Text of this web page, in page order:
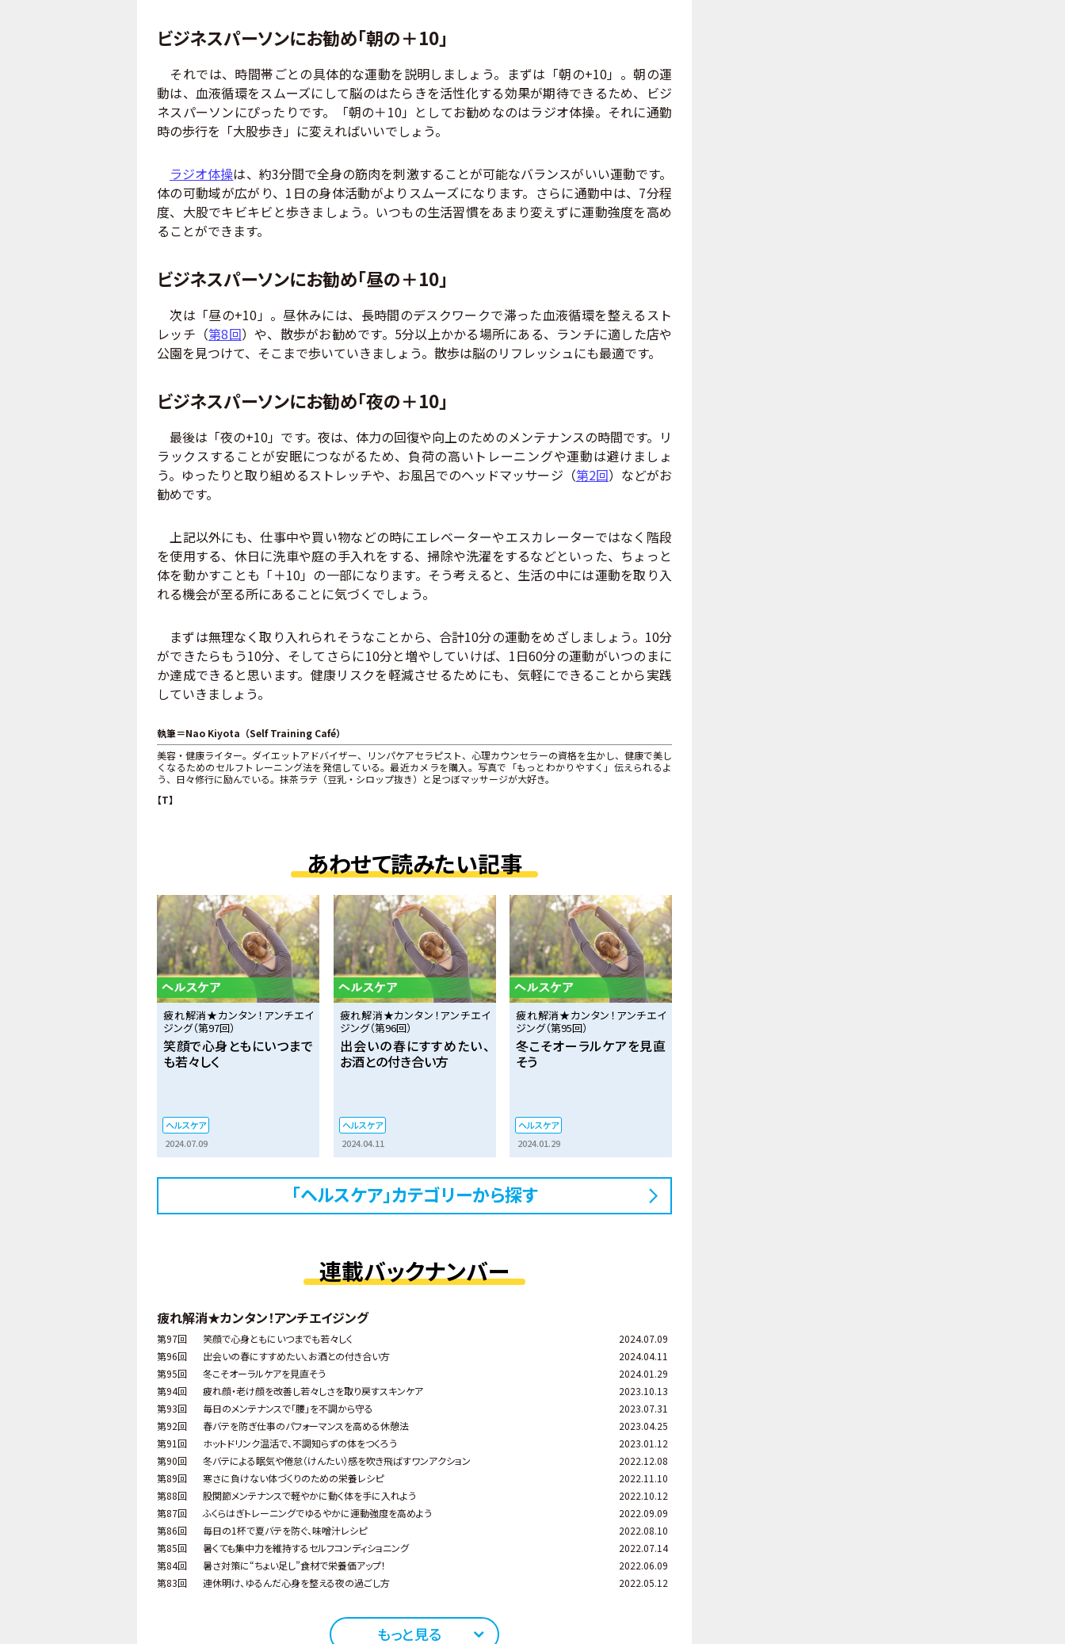
ビジネスパーソンにお勧め「朝の＋10」
それでは、時間帯ごとの具体的な運動を説明しましょう。まずは「朝の+10」。朝の運
動は、血液循環をスムーズにして脳のはたらきを活性化する効果が期待できるため、ビジ
ネスパーソンにぴったりです。「朝の＋10」としてお勧めなのはラジオ体操。それに通勤
時の歩行を「大股歩き」に変えればいいでしょう。
ラジオ体操は、約3分間で全身の筋肉を刺激することが可能なバランスがいい運動です。
体の可動域が広がり、1日の身体活動がよりスムーズになります。さらに通勤中は、7分程
度、大股でキビキビと歩きましょう。いつもの生活習慣をあまり変えずに運動強度を高め
ることができます。
ビジネスパーソンにお勧め「昼の＋10」
次は「昼の+10」。昼休みには、長時間のデスクワークで滞った血液循環を整えるスト
レッチ（第8回）や、散歩がお勧めです。5分以上かかる場所にある、ランチに適した店や
公園を見つけて、そこまで歩いていきましょう。散歩は脳のリフレッシュにも最適です。
ビジネスパーソンにお勧め「夜の＋10」
最後は「夜の+10」です。夜は、体力の回復や向上のためのメンテナンスの時間です。リ
ラックスすることが安眠につながるため、負荷の高いトレーニングや運動は避けましょ
う。ゆったりと取り組めるストレッチや、お風呂でのヘッドマッサージ（第2回）などがお
勧めです。
上記以外にも、仕事中や買い物などの時にエレベーターやエスカレーターではなく階段
を使用する、休日に洗車や庭の手入れをする、掃除や洗濯をするなどといった、ちょっと
体を動かすことも「＋10」の一部になります。そう考えると、生活の中には運動を取り入
れる機会が至る所にあることに気づくでしょう。
まずは無理なく取り入れられそうなことから、合計10分の運動をめざしましょう。10分
ができたらもう10分、そしてさらに10分と増やしていけば、1日60分の運動がいつのまに
か達成できると思います。健康リスクを軽減させるためにも、気軽にできることから実践
していきましょう。
執筆＝Nao Kiyota（Self Training Café）
美容・健康ライター。ダイエットアドバイザー、リンパケアセラピスト、心理カウンセラーの資格を生かし、健康で美し
くなるためのセルフトレーニング法を発信している。最近カメラを購入。写真で「もっとわかりやすく」伝えられるよ
う、日々修行に励んでいる。抹茶ラテ（豆乳・シロップ抜き）と足つぼマッサージが大好き。
【T】
あわせて読みたい記事
疲れ解消★カンタン！アンチエイ
ジング（第97回）
笑顔で心身ともにいつまで
も若々しく
ヘルスケア
2024.07.09
疲れ解消★カンタン！アンチエイ
ジング（第96回）
出会いの春にすすめたい、
お酒との付き合い方
ヘルスケア
2024.04.11
疲れ解消★カンタン！アンチエイ
ジング（第95回）
冬こそオーラルケアを見直
そう
ヘルスケア
2024.01.29
「ヘルスケア」カテゴリーから探す
連載バックナンバー
疲れ解消★カンタン！アンチエイジング
第97回 笑顔で心身ともにいつまでも若々しく
2024.07.09
第96回
出会いの春にすすめたい、お酒との付き合い方
2024.04.11
第95回
冬こそオーラルケアを見直そう
2024.01.29
第94回
疲れ顔・老け顔を改善し若々しさを取り戻すスキンケア
2023.10.13
第93回
毎日のメンテナンスで「腰」を不調から守る
2023.07.31
第92回
春バテを防ぎ仕事のパフォーマンスを高める休憩法
2023.04.25
第91回
ホットドリンク温活で、不調知らずの体をつくろう
2023.01.12
第90回
冬バテによる眠気や倦怠（けんたい）感を吹き飛ばすワンアクション
2022.12.08
第89回
寒さに負けない体づくりのための栄養レシピ
2022.11.10
第88回
股関節メンテナンスで軽やかに動く体を手に入れよう
2022.10.12
第87回
ふくらはぎトレーニングでゆるやかに運動強度を高めよう
2022.09.09
第86回
毎日の1杯で夏バテを防ぐ、味噌汁レシピ
2022.08.10
第85回
暑くても集中力を維持するセルフコンディショニング
2022.07.14
第84回
暑さ対策に“ちょい足し”食材で栄養価アップ！
2022.06.09
第83回
連休明け、ゆるんだ心身を整える夜の過ごし方 2022.05.12
もっと見る